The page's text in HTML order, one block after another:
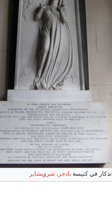
تذكار في كنيسة بادجر، شروپشاير